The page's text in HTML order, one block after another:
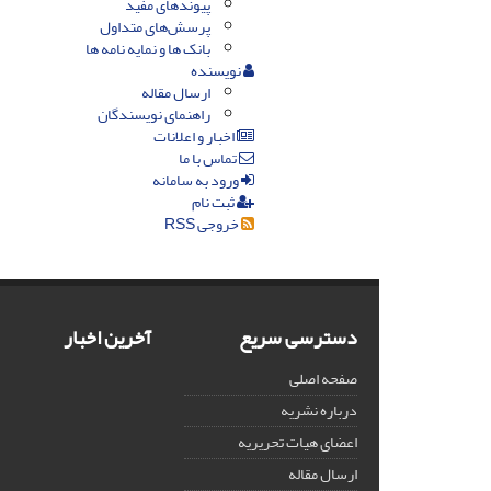
پرسش‌های متداول
بانک ها و نمایه نامه ها
نویسنده
ارسال مقاله
راهنمای نویسندگان
اخبار و اعلانات
تماس با ما
ورود به سامانه
ثبت نام
خروجی RSS
دسترسی سریع
صفحه اصلی
درباره نشریه
اعضای هیات تحریریه
ارسال مقاله
آخرین اخبار